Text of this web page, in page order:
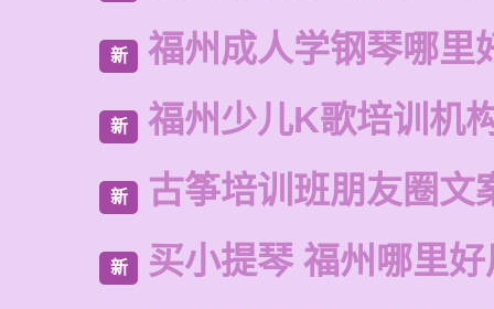
新 福州成人学钢琴哪里
新 福州少儿K歌培训机
新 古筝培训班朋友圈文
新 买小提琴 福州哪里